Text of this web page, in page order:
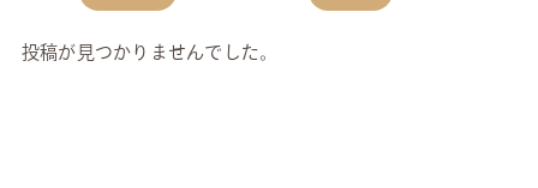
投稿が見つかりませんでした。